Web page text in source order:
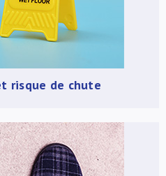
risque de chute